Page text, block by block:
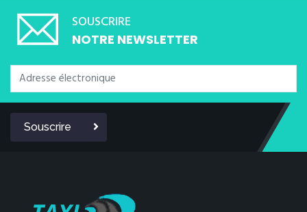
SOUSCRIRE
NOTRE NEWSLETTER
Souscrire